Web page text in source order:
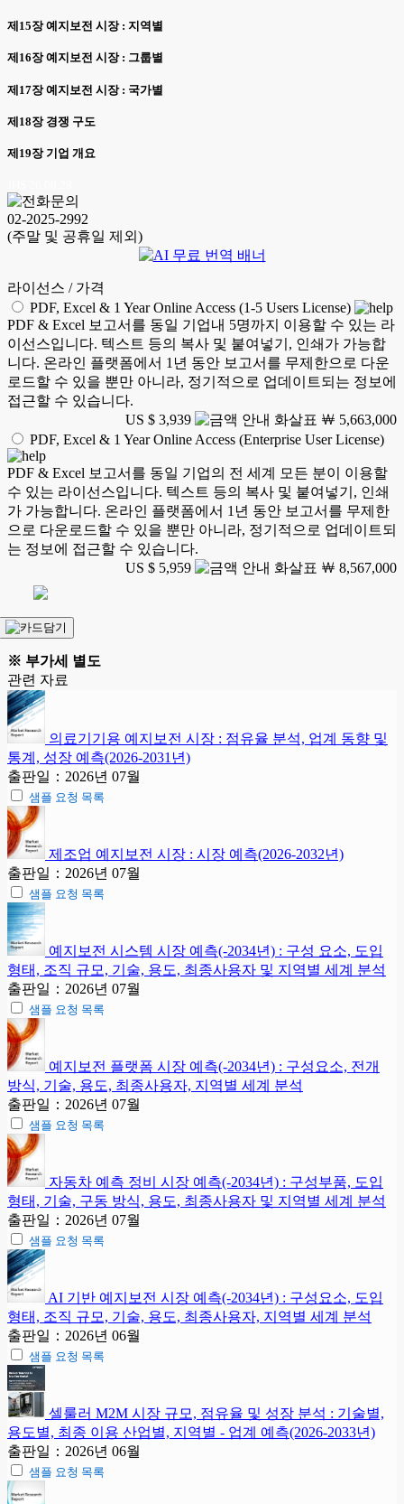
제15장 예지보전 시장 : 지역별
제16장 예지보전 시장 : 그룹별
제17장 예지보전 시장 : 국가별
제18장 경쟁 구도
제19장 기업 개요
02-2025-2992
(주말 및 공휴일 제외)
라이선스 / 가격
PDF, Excel & 1 Year Online Access (1-5 Users License)
PDF & Excel 보고서를 동일 기업내 5명까지 이용할 수 있는 라
이선스입니다. 텍스트 등의 복사 및 붙여넣기, 인쇄가 가능합
니다. 온라인 플랫폼에서 1년 동안 보고서를 무제한으로 다운
로드할 수 있을 뿐만 아니라, 정기적으로 업데이트되는 정보에
접근할 수 있습니다.
US $ 3,939
￦ 5,663,000
PDF, Excel & 1 Year Online Access (Enterprise User License)
PDF & Excel 보고서를 동일 기업의 전 세계 모든 분이 이용할
수 있는 라이선스입니다. 텍스트 등의 복사 및 붙여넣기, 인쇄
가 가능합니다. 온라인 플랫폼에서 1년 동안 보고서를 무제한
으로 다운로드할 수 있을 뿐만 아니라, 정기적으로 업데이트되
는 정보에 접근할 수 있습니다.
US $ 5,959
￦ 8,567,000
※ 부가세 별도
관련 자료
의료기기용 예지보전 시장 : 점유율 분석, 업계 동향 및
통계, 성장 예측(2026-2031년)
출판일：2026년 07월
샘플 요청 목록
제조업 예지보전 시장 : 시장 예측(2026-2032년)
출판일：2026년 07월
샘플 요청 목록
예지보전 시스템 시장 예측(-2034년) : 구성 요소, 도입
형태, 조직 규모, 기술, 용도, 최종사용자 및 지역별 세계 분석
출판일：2026년 07월
샘플 요청 목록
예지보전 플랫폼 시장 예측(-2034년) : 구성요소, 전개
방식, 기술, 용도, 최종사용자, 지역별 세계 분석
출판일：2026년 07월
샘플 요청 목록
자동차 예측 정비 시장 예측(-2034년) : 구성부품, 도입
형태, 기술, 구동 방식, 용도, 최종사용자 및 지역별 세계 분석
출판일：2026년 07월
샘플 요청 목록
AI 기반 예지보전 시장 예측(-2034년) : 구성요소, 도입
형태, 조직 규모, 기술, 용도, 최종사용자, 지역별 세계 분석
출판일：2026년 06월
샘플 요청 목록
셀룰러 M2M 시장 규모, 점유율 및 성장 분석 : 기술별,
용도별, 최종 이용 산업별, 지역별 - 업계 예측(2026-2033년)
출판일：2026년 06월
샘플 요청 목록